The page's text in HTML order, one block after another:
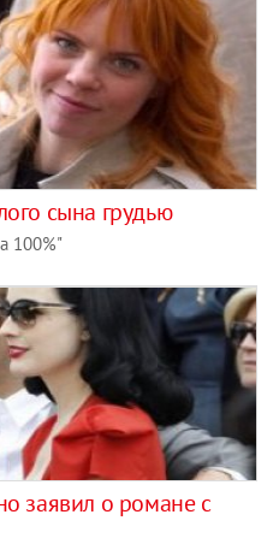
сына грудью
100%"
заявил о романе с